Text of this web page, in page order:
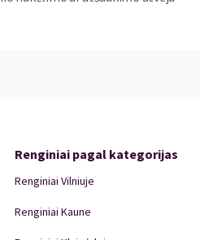
Renginiai pagal kategorijas
Renginiai Vilniuje
Renginiai Kaune